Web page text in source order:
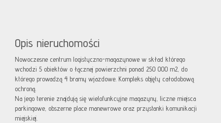
Opis nieruchomości
Nowoczesne centrum logistyczno-magazynowe w skład którego
wchodzi 5 obiektów o łącznej powierzchni ponad 250 000 m2, do
którego prowadzą 4 bramy wjazdowe. Kompleks objęty całodobową
ochroną.
Na jego terenie znajdują się wielofunkcyjne magazyny, liczne miejsca
parkingowe, obszerne place manewrowe oraz przystanki komunikacji
miejskiej.